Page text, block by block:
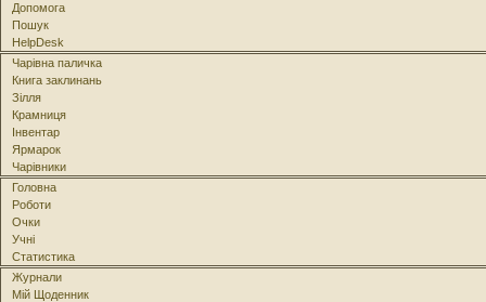
Допомога
Пошук
HelpDesk
Чарівна паличка
Книга заклинань
Зілля
Крамниця
Інвентар
Ярмарок
Чарівники
Головна
Роботи
Очки
Учні
Статистика
Журнали
Мій Щоденник